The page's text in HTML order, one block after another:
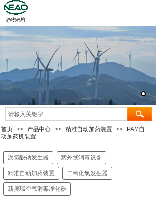
首页 >> 产品中心 >> 精准自动加药装置 >>
PAM自
动加药机装置
次氯酸钠发生器 紫外线消毒设备
精准自动加药装置 二氧化氯发生器
新奥瑞空气消毒净化器